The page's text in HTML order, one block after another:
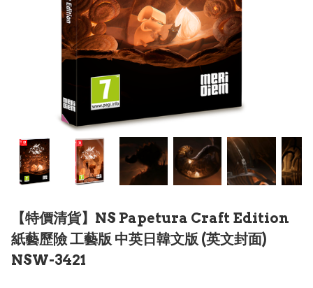
【特價清貨】NS Papetura Craft Edition
紙藝歷險 工藝版 中英日韓文版 (英文封面)
NSW-3421